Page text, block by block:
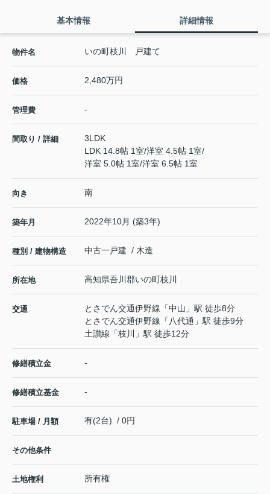
基本情報 詳細情報
物件名 いの町枝川 戸建て
価格 2,480万円
管理費 -
間取り / 詳細
3LDK
LDK 14.8帖 1室/洋室 4.5帖 1室/
洋室 5.0帖 1室/洋室 6.5帖 1室
向き 南
築年月 2022年10月 (築3年)
種別 / 建物構造 中古一戸建 / 木造
所在地 高知県吾川郡いの町枝川
交通 とさでん交通伊野線 「中山 」駅 徒歩8分
とさでん交通伊野線 「 八代通 」駅 徒歩9分
土讃線 「枝川 」駅 徒歩12分
修繕積立金 -
修繕積立基金 -
駐車場 / 月額 有(2台) / 0円
その他条件
土地権利 所有権